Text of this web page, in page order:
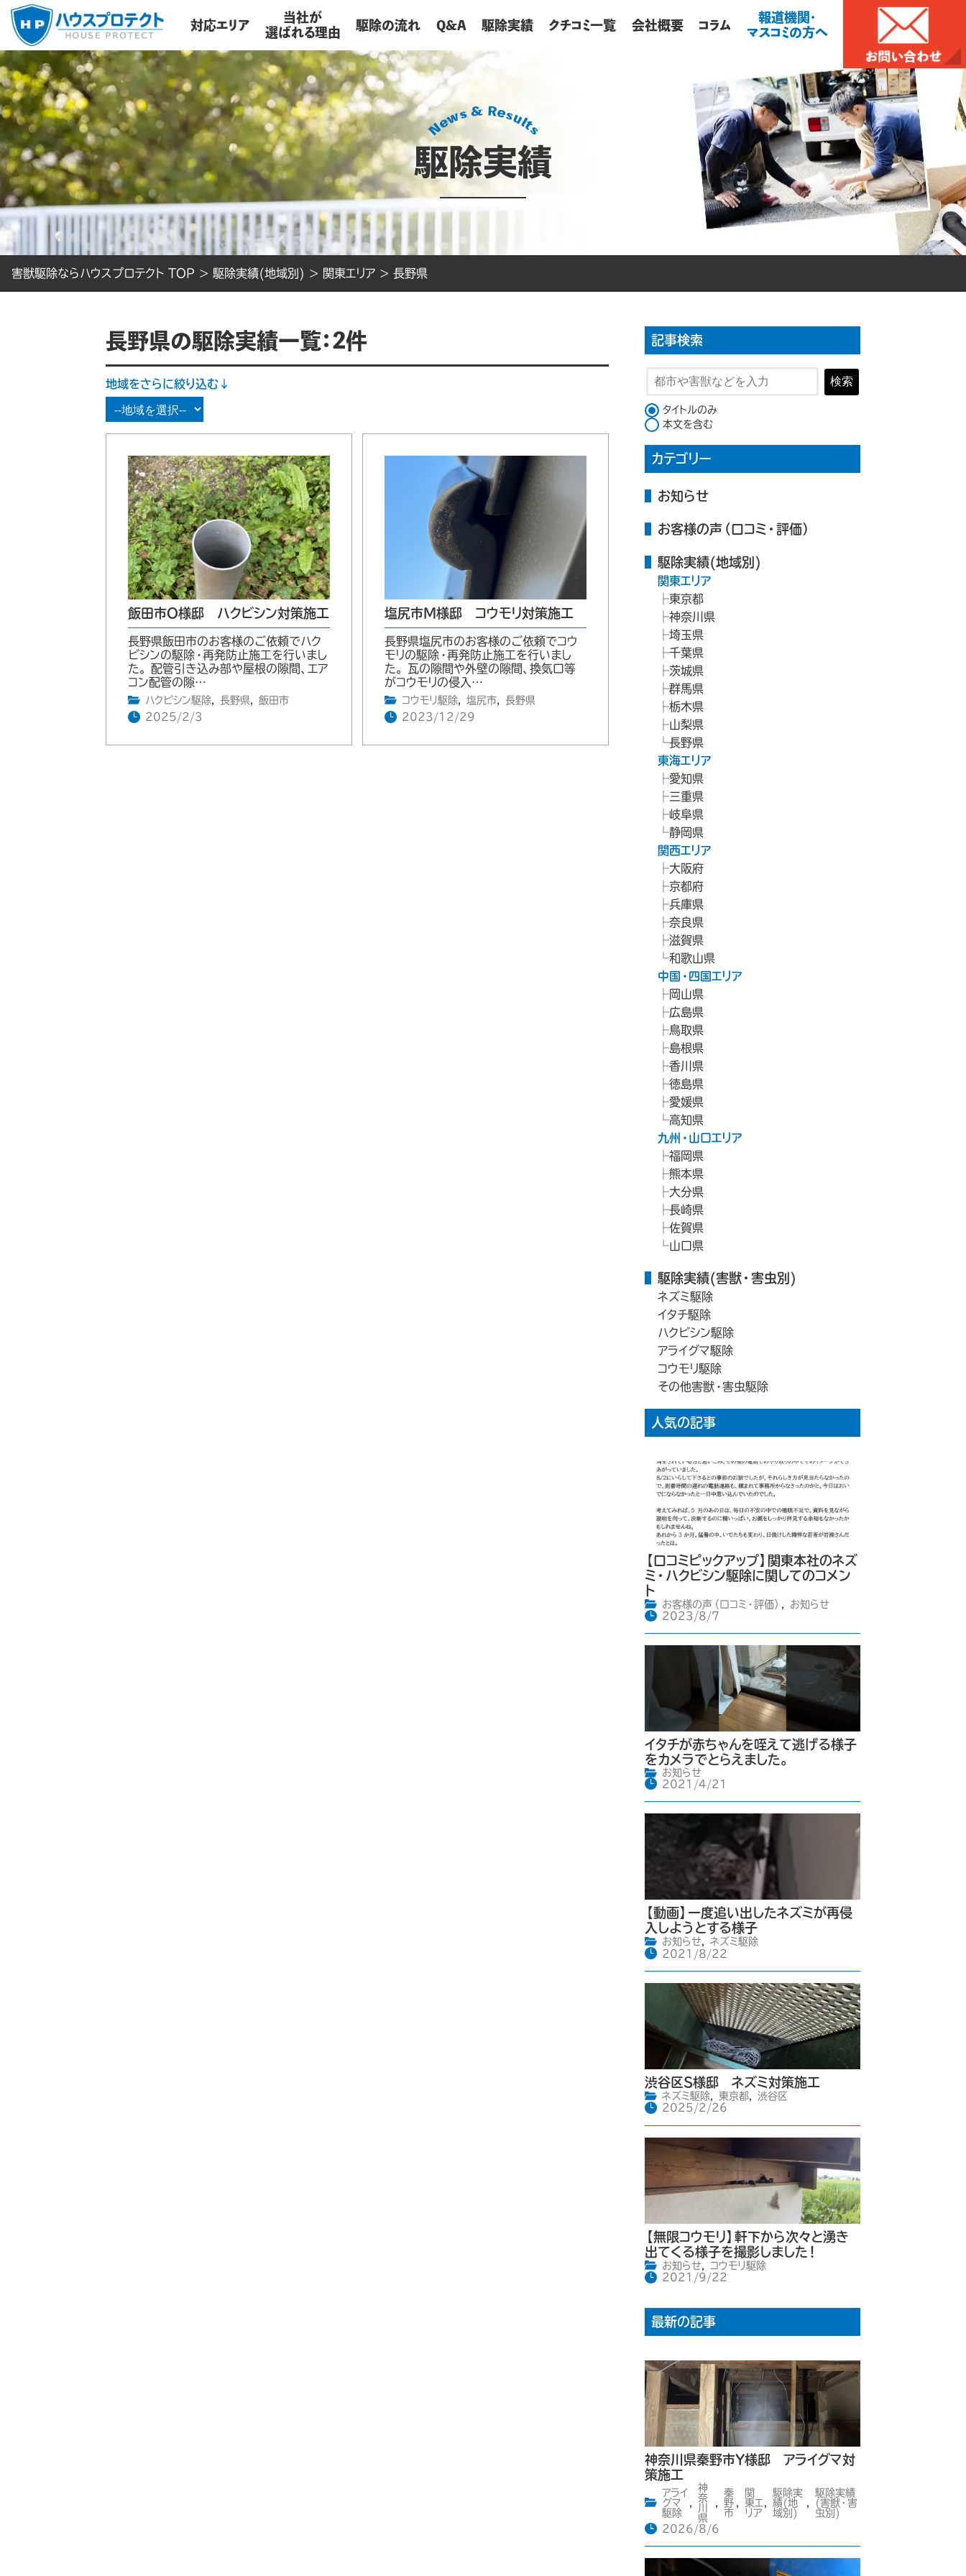
対応エリア
当社が
選ばれる理由
駆除の流れ Q&A 駆除実績 クチコミ一覧 会社概要 コラム
報道機関・
マスコミの方へ
駆除実績
害獣駆除ならハウスプロテクト TOP > 駆除実績(地域別) > 関東エリア > 長野県
長野県の駆除実績一覧：2件
地域をさらに絞り込む↓
飯田市O様邸 ハクビシン対策施工
長野県飯田市のお客様のご依頼でハク
ビシンの駆除・再発防止施工を行いまし
た。 配管引き込み部や屋根の隙間、エア
コン配管の隙…
ハクビシン駆除, 長野県,
飯田市
2025/2/3
塩尻市M様邸 コウモリ対策施工
長野県塩尻市のお客様のご依頼でコウ
モリの駆除・再発防止施工を行いまし
た。 瓦の隙間や外壁の隙間、換気口等
がコウモリの侵入…
コウモリ駆除, 塩尻市,
長野県
2023/12/29
記事検索
検索
検索対象
タイトルのみ
本文を含む
カテゴリー
お知らせ
お客様の声（口コミ・評価）
駆除実績(地域別)
関東エリア
東京都
神奈川県
埼玉県
千葉県
茨城県
群馬県
栃木県
山梨県
長野県
東海エリア
愛知県
三重県
岐阜県
静岡県
関西エリア
大阪府
京都府
兵庫県
奈良県
滋賀県
和歌山県
中国・四国エリア
岡山県
広島県
鳥取県
島根県
香川県
徳島県
愛媛県
高知県
九州・山口エリア
福岡県
熊本県
大分県
長崎県
佐賀県
山口県
駆除実績(害獣・害虫別)
ネズミ駆除
イタチ駆除
ハクビシン駆除
アライグマ駆除
コウモリ駆除
その他害獣・害虫駆除
人気の記事
【口コミピックアップ】関東本社のネズ
ミ・ハクビシン駆除に関してのコメン
ト
お客様の声（口コミ・評価）
お知らせ
2023/8/7
イタチが赤ちゃんを咥えて逃げる様子
をカメラでとらえました。
お知らせ
2021/4/21
【動画】一度追い出したネズミが再侵
入しようとする様子
お知らせ,
ネズミ駆除
2021/8/22
渋谷区S様邸 ネズミ対策施工
ネズミ駆除, 東京都,
渋谷区
2025/2/26
【無限コウモリ】軒下から次々と湧き
出てくる様子を撮影しました！
お知らせ,
コウモリ駆除
2021/9/22
最新の記事
神奈川県秦野市Y様邸 アライグマ対
策施工
アライ
グマ
駆除
神
奈
川
県
秦
野
市
関
東エ
リア
駆除実
績(地
域別)
駆除実績
(害獣・害
虫別)
2026/8/6